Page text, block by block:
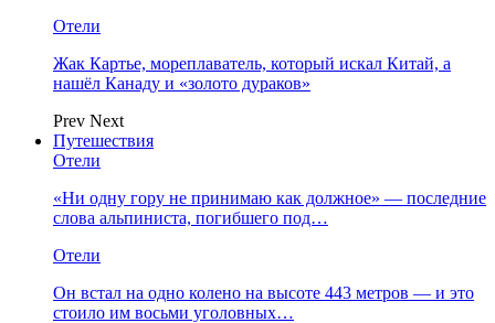
Отели
Жак Картье, мореплаватель, который искал Китай, а
нашёл Канаду и «золото дураков»
Prev Next
Путешествия
Отели
«Ни одну гору не принимаю как должное» — последние
слова альпиниста, погибшего под…
Отели
Он встал на одно колено на высоте 443 метров — и это
стоило им восьми уголовных…